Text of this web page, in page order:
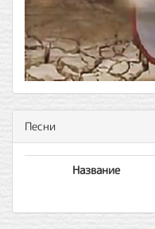
Песни
Название